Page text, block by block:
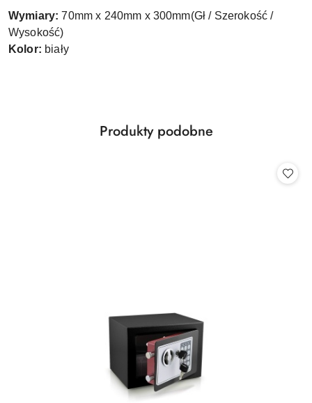
Wymiary: 70mm x 240mm x 300mm(Gł / Szerokość /
Wysokość)
Kolor: biały
Pomiń karuzelę produktów
Produkty
Produkty podobne